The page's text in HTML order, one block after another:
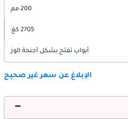
200 مم
2705 كغ
أبواب تفتح بشكل أجنحة الوز
الإبلاغ عن سعر غير صحيح